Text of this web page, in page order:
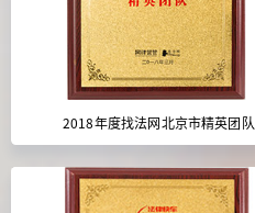
2018年度找法网北京市精英团队